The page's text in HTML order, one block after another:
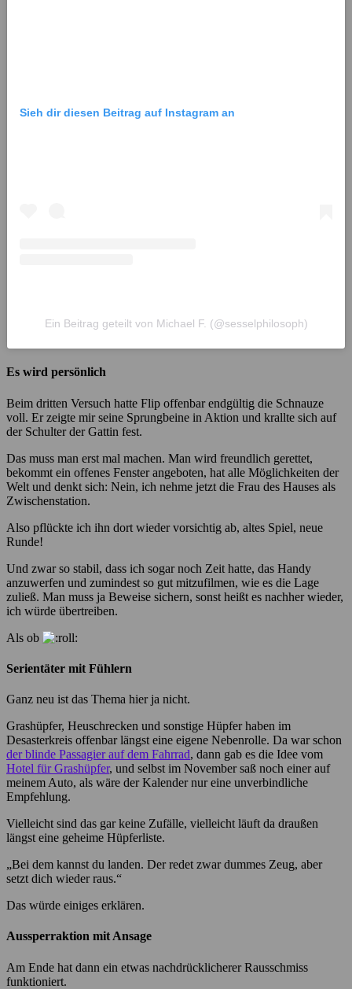
Sieh dir diesen Beitrag auf Instagram an
Ein Beitrag geteilt von Michael F. (@sesselphilosoph)
Es wird persönlich
Beim dritten Versuch hatte Flip offenbar endgültig die Schnauze
voll. Er zeigte mir seine Sprungbeine in Aktion und krallte sich auf
der Schulter der Gattin fest.
Das muss man erst mal machen. Man wird freundlich gerettet,
bekommt ein offenes Fenster angeboten, hat alle Möglichkeiten der
Welt und denkt sich: Nein, ich nehme jetzt die Frau des Hauses als
Zwischenstation.
Also pflückte ich ihn dort wieder vorsichtig ab, altes Spiel, neue
Runde!
Und zwar so stabil, dass ich sogar noch Zeit hatte, das Handy
anzuwerfen und zumindest so gut mitzufilmen, wie es die Lage
zuließ. Man muss ja Beweise sichern, sonst heißt es nachher wieder,
ich würde übertreiben.
Als ob
Serientäter mit Fühlern
Ganz neu ist das Thema hier ja nicht.
Grashüpfer, Heuschrecken und sonstige Hüpfer haben im
Desasterkreis offenbar längst eine eigene Nebenrolle. Da war schon
der blinde Passagier auf dem Fahrrad, dann gab es die Idee vom
Hotel für Grashüpfer, und selbst im November saß noch einer auf
meinem Auto, als wäre der Kalender nur eine unverbindliche
Empfehlung.
Vielleicht sind das gar keine Zufälle, vielleicht läuft da draußen
längst eine geheime Hüpferliste.
„Bei dem kannst du landen. Der redet zwar dummes Zeug, aber
setzt dich wieder raus.“
Das würde einiges erklären.
Aussperraktion mit Ansage
Am Ende hat dann ein etwas nachdrücklicherer Rausschmiss
funktioniert.